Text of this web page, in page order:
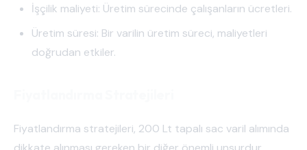
İşçilik maliyeti: Üretim sürecinde çalışanların ücretleri.
Üretim süresi: Bir varilin üretim süreci, maliyetleri
doğrudan etkiler.
Fiyatlandırma stratejileri, 200 Lt tapalı sac varil alımında